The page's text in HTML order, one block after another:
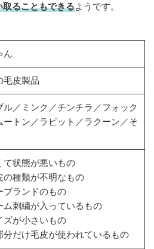
ることもできるようです。
ん
毛皮製品
ル／ミンク／チンチラ／フォック
ートン／ラビット／ラクーン／そ
て状態が悪いもの
の種類が不明なもの
ブランドのもの
ム刺繍が入っているもの
ズが小さいもの
分だけ毛皮が使われているもの